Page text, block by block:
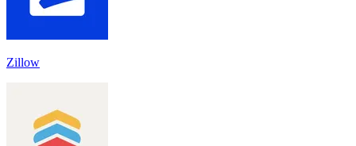
Zillow